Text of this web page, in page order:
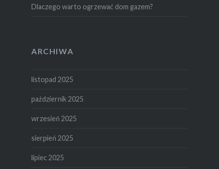
Dlaczego warto ogrzewać dom gazem?
ARCHIWA
listopad 2025
październik 2025
wrzesień 2025
sierpień 2025
lipiec 2025